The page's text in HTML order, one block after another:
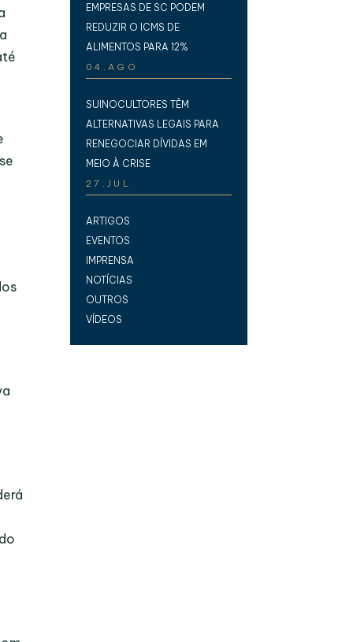
EMPRESAS DE SC PODEM
REDUZIR O ICMS DE
ALIMENTOS PARA 12%
04.AGO
SUINOCULTORES TÊM
ALTERNATIVAS LEGAIS PARA
RENEGOCIAR DÍVIDAS EM
MEIO À CRISE
27.JUL
ARTIGOS
EVENTOS
IMPRENSA
NOTÍCIAS
OUTROS
VÍDEOS